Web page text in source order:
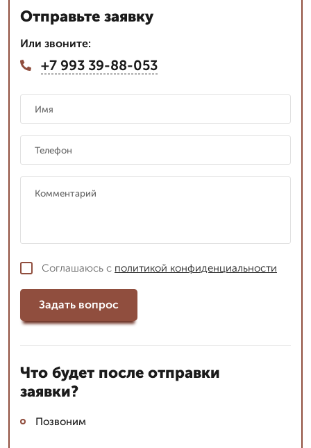
Отправьте заявку
Или звоните:
+7 993 39-88-053
Соглашаюсь с политикой конфиденциальности
Задать вопрос
Что будет после отправки
заявки?
Позвоним